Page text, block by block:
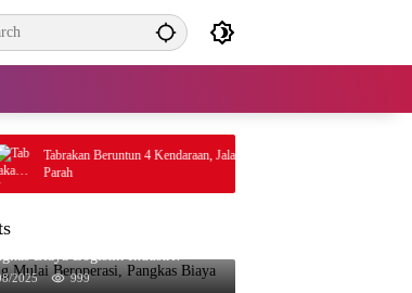
Tabrakan Beruntun 4 Kendaraan, Jalanan Macet
Parah
Batang Mulai Beroperasi,
Biaya Logistik Industri!
2025 999